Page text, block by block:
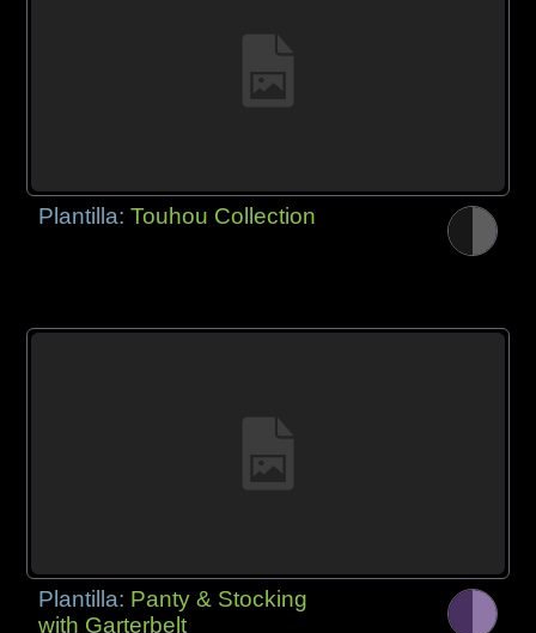
Plantilla:Touhou Collection
Plantilla: Panty & Stocking
with Garterbelt